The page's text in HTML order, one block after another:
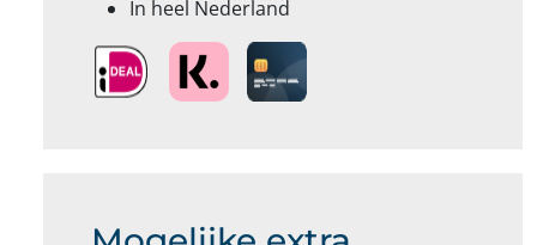
In heel Nederland